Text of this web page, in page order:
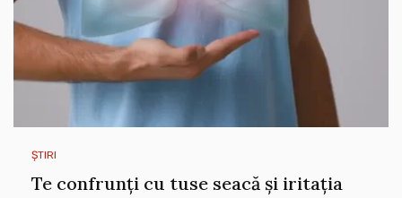
ȘTIRI
Te confrunți cu tuse seacă și iritația